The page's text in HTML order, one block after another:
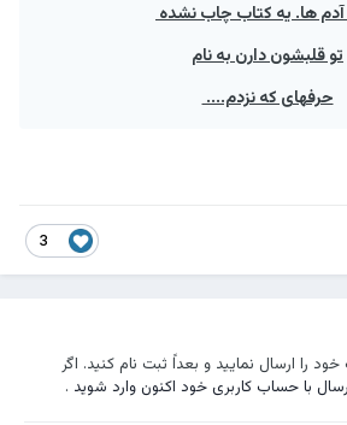
ها. یه کتاب چاب نشده
تو قلبشون دارن به نام
حرفهای که نزدم....
3
را ارسال نمایید و بعداً ثبت نام کنید. اگر
با حساب کاربری خود اکنون وارد شوید.